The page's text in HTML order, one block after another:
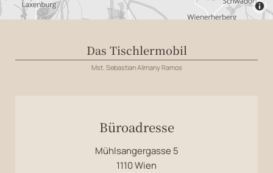
Das Tischlermobil
Mst. Sebastian Alimany Ramos
Büroadresse
Mühlsangergasse 5
1110 Wien